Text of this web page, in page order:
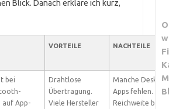
Blick. Danach erkläre ich kurz,
VORTEILE NACHTEILE
bei
auf App-
Drahtlose
Übertragung.
Viele Hersteller
Manche
Apps fehlen.
Reichweite